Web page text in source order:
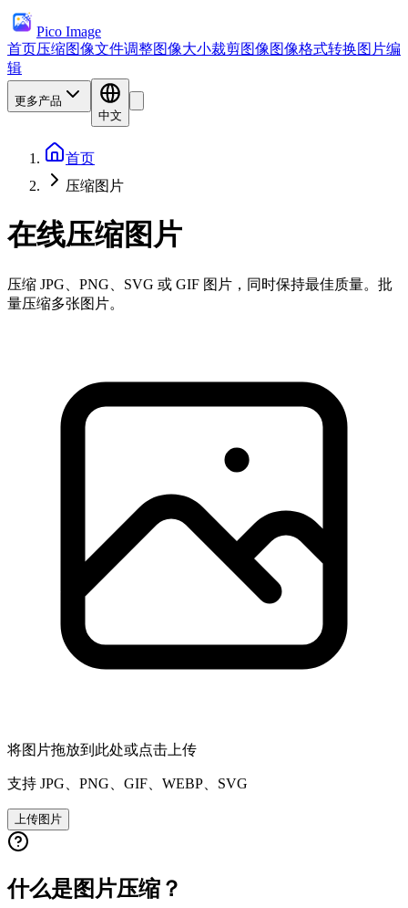
Pico Image
首页压缩图像文件调整图像大小裁剪图像图像格式转换图片编
辑
更多产品
中文
首页
压缩图片
在线压缩图片
压缩 JPG、PNG、SVG 或 GIF 图片，同时保持最佳质量。批
量压缩多张图片。
将图片拖放到此处或点击上传
支持 JPG、PNG、GIF、WEBP、SVG
上传图片
什么是图片压缩？